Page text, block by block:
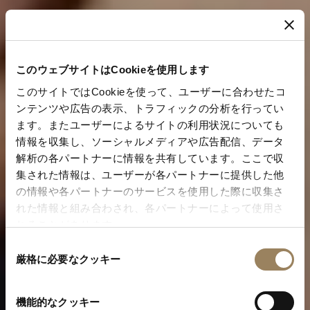
このウェブサイトはCookieを使用します
このサイトではCookieを使って、ユーザーに合わせたコ
ンテンツや広告の表示、トラフィックの分析を行ってい
ます。またユーザーによるサイトの利用状況についても
情報を収集し、ソーシャルメディアや広告配信、データ
解析の各パートナーに情報を共有しています。ここで収
集された情報は、ユーザーが各パートナーに提供した他
の情報や各パートナーのサービスを使用した際に収集さ
れた情報と組み合わされ、各パートナーによって使用さ
れることがあります。
厳格に必要なクッキー
機能的なクッキー「トラディション」コレクション